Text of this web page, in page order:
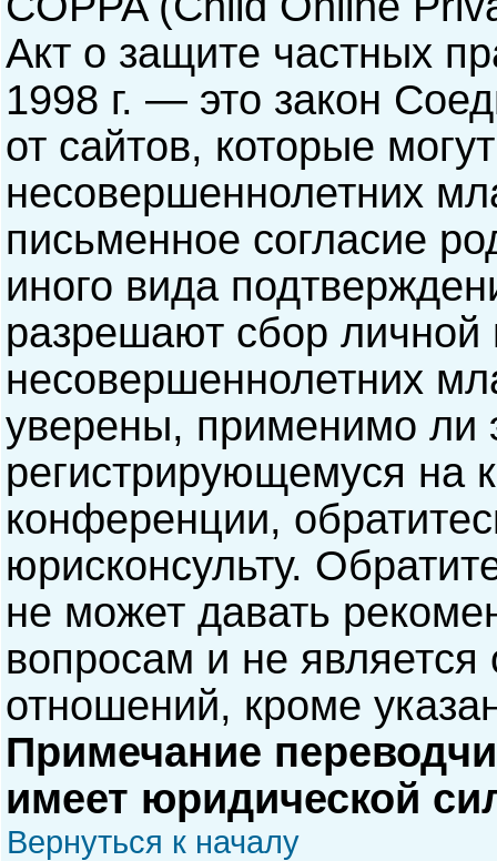
Акт о защите частных
1998 г. — это закон
от сайтов, которые
несовершеннолетних
письменное согласие
иного вида
разрешают сбор
несовершеннолетних
уверены, применимо ли
регистрирующемуся на
конференции,
юрисконсульту.
не может давать
вопросам и не
отношений, кроме
Примечание
имеет юридической
Вернуться к началу